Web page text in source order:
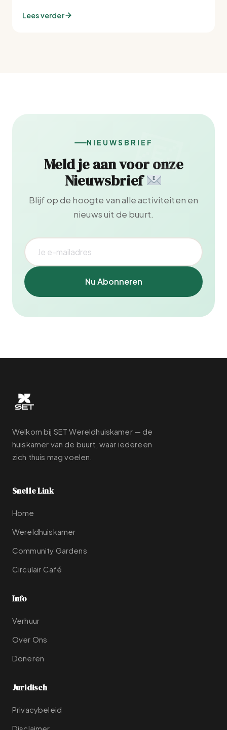
Lees verder
NIEUWSBRIEF
Meld je aan voor onze
Nieuwsbrief
Blijf op de hoogte van alle activiteiten en
nieuws uit de buurt.
Nu Abonneren
Welkom bij SET Wereldhuiskamer — de
huiskamer van de buurt, waar iedereen
zich thuis mag voelen.
Snelle Link
Home
Wereldhuiskamer
Community Gardens
Circulair Café
Info
Verhuur
Over Ons
Doneren
Juridisch
Privacybeleid